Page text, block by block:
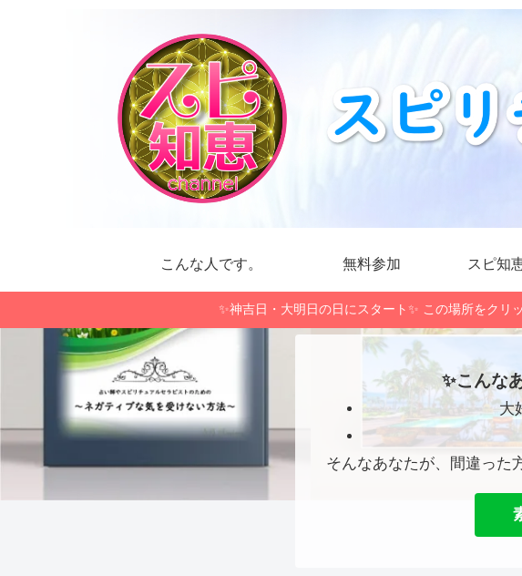
こんな人です。 無料参加 スピ知
✨神吉日・大明日の日にスタート✨ この場所をクリ
✨こんな
大
そんなあなたが、間違った